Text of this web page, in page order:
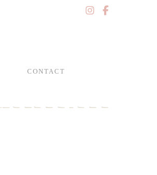
CONTACT